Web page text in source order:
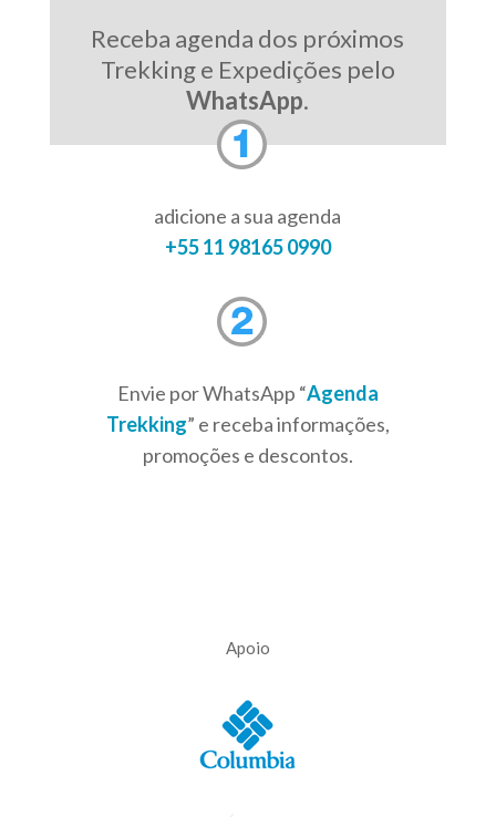
Receba agenda dos próximos
Trekking e Expedições pelo
WhatsApp.
adicione a sua agenda
+55 11 98165 0990
Envie por WhatsApp “Agenda
Trekking” e receba informações,
promoções e descontos.
Apoio